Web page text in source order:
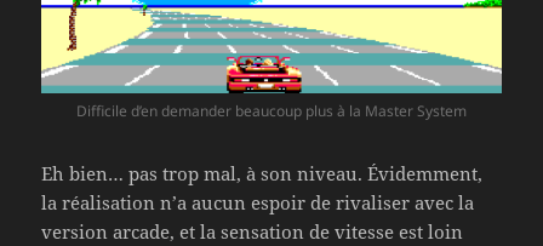
Difficile d’en demander beaucoup plus à la Master System
Eh bien… pas trop mal, à son niveau. Évidemment,
la réalisation n’a aucun espoir de rivaliser avec la
version arcade, et la sensation de vitesse est loin